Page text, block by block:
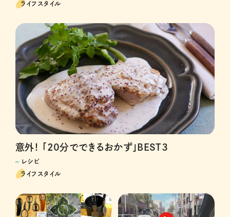
ライフスタイル
意外！ 「20分でできるおかず」BEST３
レシピ
ライフスタイル